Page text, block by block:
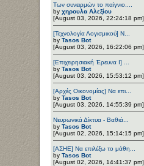
Των συνειρμών το παίγνιο....
by χηρουλα Αλεξίου
[August 03, 2026, 22:24:18 pm]
[Τεχνολογία Λογισμικού] Ν...
by Tasos Bot
[August 03, 2026, 16:22:06 pm]
[Επιχειρησιακή Έρευνα Ι] ...
by Tasos Bot
[August 03, 2026, 15:53:12 pm]
[Αρχές Οικονομίας] Να επι...
by Tasos Bot
[August 03, 2026, 14:55:39 pm]
Νευρωνικά Δίκτυα - Βαθιά...
by Tasos Bot
[August 02, 2026, 15:14:15 pm]
[ΑΣΗΕ] Να επιλέξω το μάθη...
by Tasos Bot
[August 02, 2026, 14:41:37 pm]